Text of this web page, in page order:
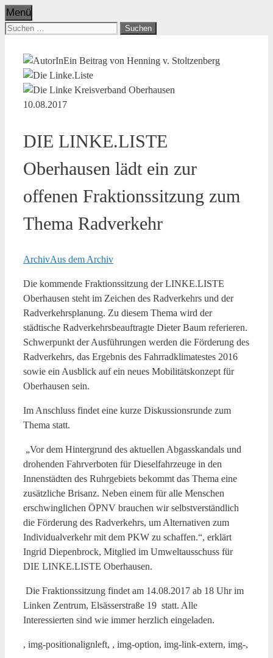
Menü
Suchen
Ein Beitrag von Henning v. Stoltzenberg
10.08.2017
DIE LINKE.LISTE
Oberhausen lädt ein zur
offenen Fraktionssitzung zum
Thema Radverkehr
ArchivAus dem Archiv
Die kommende Fraktionssitzung der LINKE.LISTE
Oberhausen steht im Zeichen des Radverkehrs und der
Radverkehrsplanung. Zu diesem Thema wird der
städtische Radverkehrsbeauftragte Dieter Baum referieren.
Schwerpunkt der Ausführungen werden die Förderung des
Radverkehrs, das Ergebnis des Fahrradklimatestes 2016
sowie ein Ausblick auf ein neues Mobilitätskonzept für
Oberhausen sein.
Im Anschluss findet eine kurze Diskussionsrunde zum
Thema statt.
„Vor dem Hintergrund des aktuellen Abgasskandals und
drohenden Fahrverboten für Dieselfahrzeuge in den
Innenstädten des Ruhrgebiets bekommt das Thema eine
zusätzliche Brisanz. Neben einem für alle Menschen
erschwinglichen ÖPNV brauchen wir selbstverständlich
die Förderung des Radverkehrs, um Alternativen zum
Individualverkehr mit dem PKW zu schaffen.“, erklärt
Ingrid Diepenbrock, Mitglied im Umweltausschuss für
DIE LINKE.LISTE Oberhausen.
Die Fraktionssitzung findet am 14.08.2017 ab 18 Uhr im
Linken Zentrum, Elsässerstraße 19 statt. Alle
Interessierten sind wie immer herzlich eingeladen.
, img-positionalignleft, , img-option, img-link-extern, img-,